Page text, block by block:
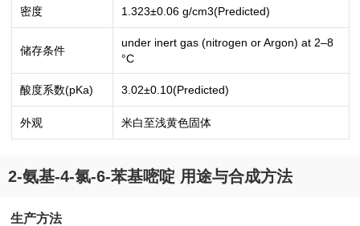
密度 1.323±0.06 g/cm3(Predicted)
储存条件
under inert gas (nitrogen or Argon) at 2–8
°C
酸度系数(pKa) 3.02±0.10(Predicted)
外观 米白至浅黄色固体
2-氨基-4-氯-6-苯基嘧啶 用途与合成方法
生产方法